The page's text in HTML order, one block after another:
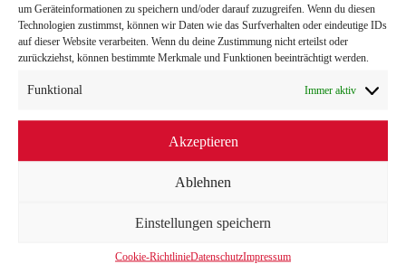
um Geräteinformationen zu speichern und/oder darauf zuzugreifen. Wenn du diesen
Technologien zustimmst, können wir Daten wie das Surfverhalten oder eindeutige IDs
auf dieser Website verarbeiten. Wenn du deine Zustimmung nicht erteilst oder
zurückziehst, können bestimmte Merkmale und Funktionen beeinträchtigt werden.
Funktional Immer aktiv
Akzeptieren
Ablehnen
Einstellungen speichern
Cookie-RichtlinieDatenschutzImpressum
IMPRESSUM|DATENSCHUTZ|KONTAKT